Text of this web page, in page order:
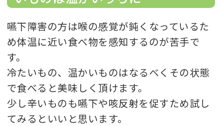
嚥下障害の方は喉の感覚が鈍くなっているた
め体温に近い食べ物を感知するのが苦手で
す。
冷たいもの、温かいものはなるべくその状態
で食べると美味しく頂けます。
少し辛いものも嚥下や咳反射を促すため試し
てみるといいと思います。